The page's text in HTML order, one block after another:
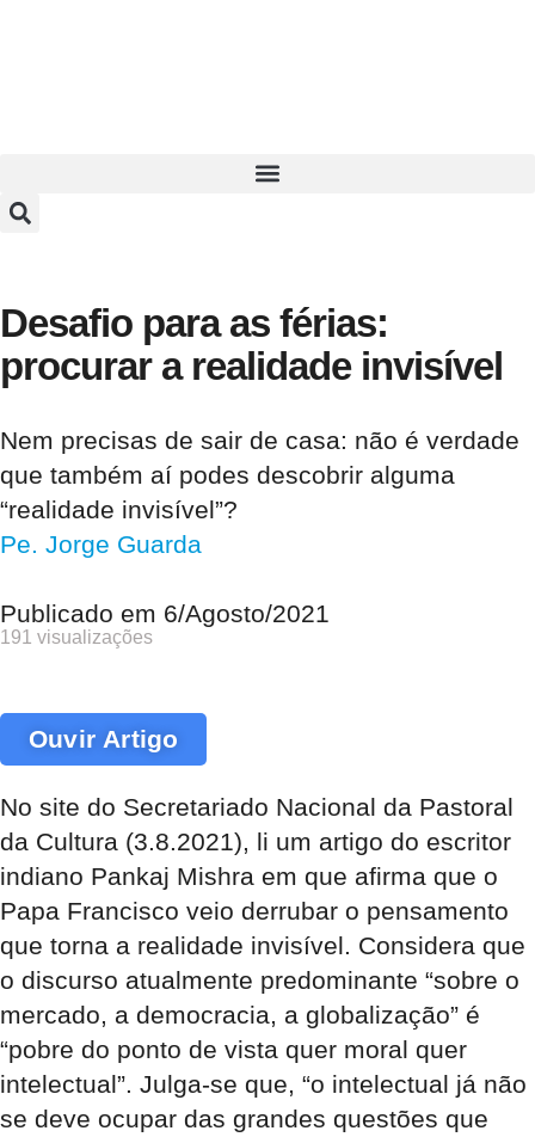
Desafio para as férias:
procurar a realidade invisível
Nem precisas de sair de casa: não é verdade
que também aí podes descobrir alguma
“realidade invisível”?
Pe. Jorge Guarda
Publicado em 6/Agosto/2021
191 visualizações
Ouvir Artigo
No site do Secretariado Nacional da Pastoral
da Cultura (3.8.2021), li um artigo do escritor
indiano Pankaj Mishra em que afirma que o
Papa Francisco veio derrubar o pensamento
que torna a realidade invisível. Considera que
o discurso atualmente predominante “sobre o
mercado, a democracia, a globalização” é
“pobre do ponto de vista quer moral quer
intelectual”. Julga-se que, “o intelectual já não
se deve ocupar das grandes questões que